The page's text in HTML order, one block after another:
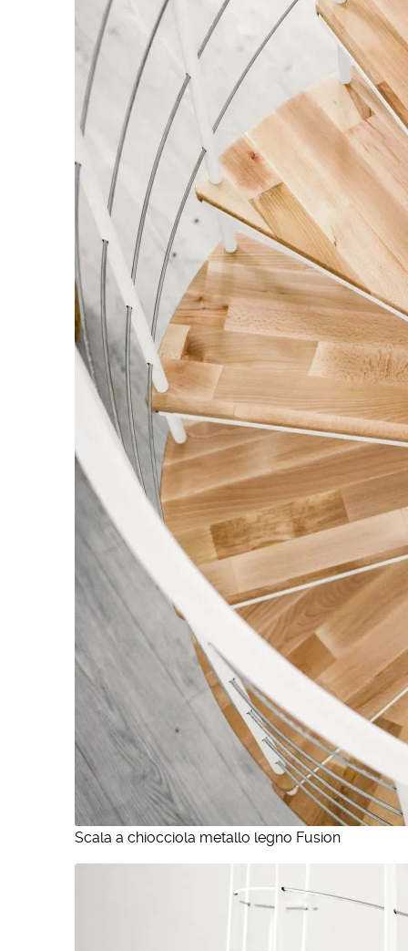
Scala a chiocciola metallo legno Fusion